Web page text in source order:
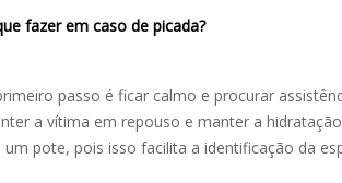
fazer em caso de picada?
passo é ficar calmo e procurar
a vítima em repouso e manter a
um pote, pois isso facilita a identificação da